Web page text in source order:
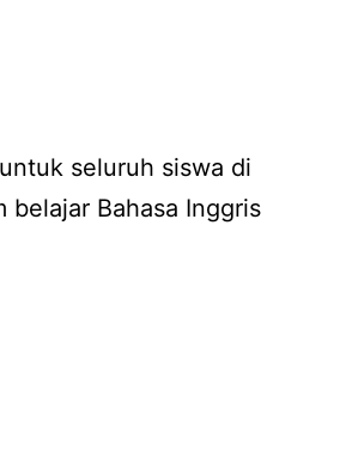
seluruh siswa di
belajar Bahasa Inggris